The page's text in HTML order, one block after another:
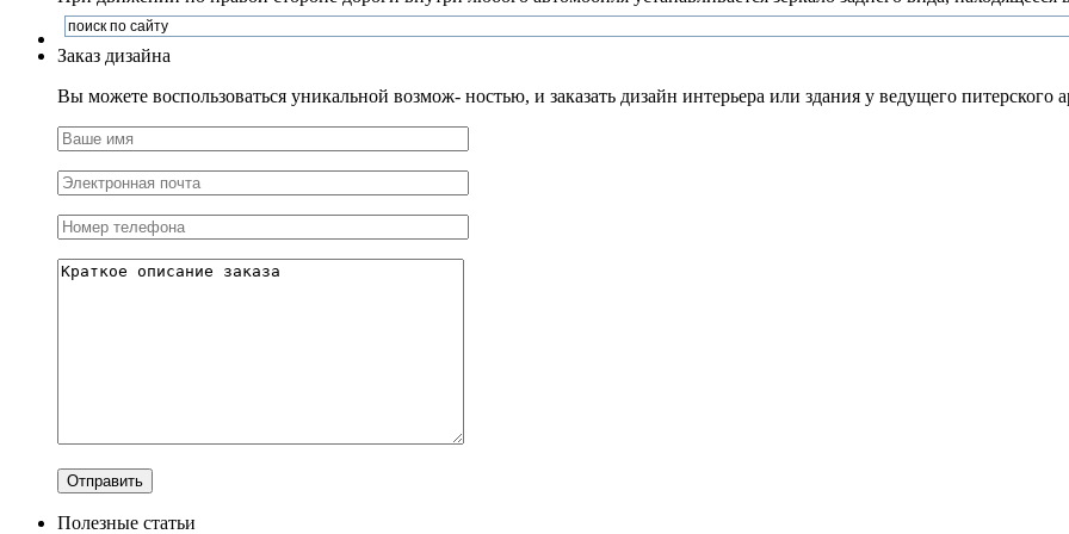
Заказ дизайна
Вы можете воспользоваться уникальной возмож- ностью, и заказать дизайн интерьера или здания у ведущего питерского
Полезные статьи